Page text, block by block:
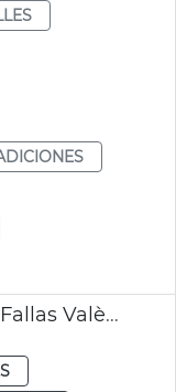
Subvenciones iluminación Fallas València